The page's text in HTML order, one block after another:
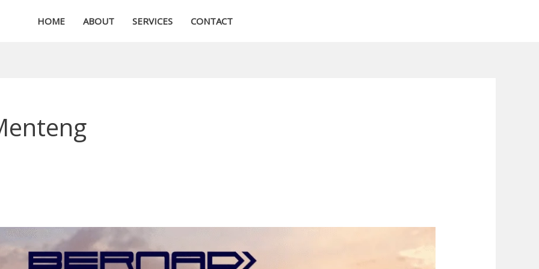
HOME ABOUT SERVICES CONTACT